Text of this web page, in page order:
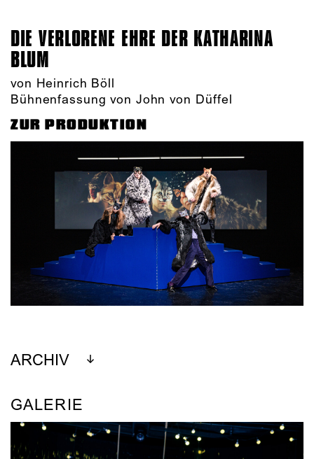
DIE VERLORENE EHRE DER KATHARINA
BLUM
von Heinrich Böll
Bühnenfassung von John von Düffel
ZUR PRODUKTION
ARCHIV
GALERIE